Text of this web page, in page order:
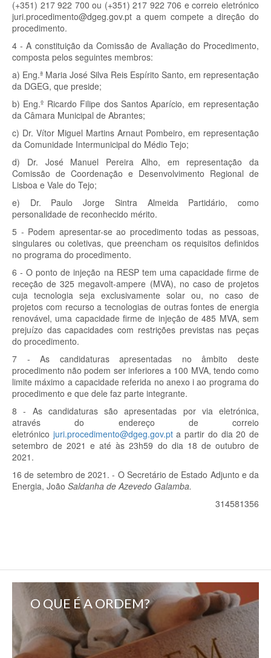
(+351) 217 922 700 ou (+351) 217 922 706 e correio eletrónico
juri.procedimento@dgeg.gov.pt a quem compete a direção do
procedimento.
4 - A constituição da Comissão de Avaliação do Procedimento,
composta pelos seguintes membros:
a) Eng.ª Maria José Silva Reis Espírito Santo, em representação
da DGEG, que preside;
b) Eng.º Ricardo Filipe dos Santos Aparício, em representação
da Câmara Municipal de Abrantes;
c) Dr. Vítor Miguel Martins Arnaut Pombeiro, em representação
da Comunidade Intermunicipal do Médio Tejo;
d) Dr. José Manuel Pereira Alho, em representação da
Comissão de Coordenação e Desenvolvimento Regional de
Lisboa e Vale do Tejo;
e) Dr. Paulo Jorge Sintra Almeida Partidário, como
personalidade de reconhecido mérito.
5 - Podem apresentar-se ao procedimento todas as pessoas,
singulares ou coletivas, que preencham os requisitos definidos
no programa do procedimento.
6 - O ponto de injeção na RESP tem uma capacidade firme de
receção de 325 megavolt-ampere (MVA), no caso de projetos
cuja tecnologia seja exclusivamente solar ou, no caso de
projetos com recurso a tecnologias de outras fontes de energia
renovável, uma capacidade firme de injeção de 485 MVA, sem
prejuízo das capacidades com restrições previstas nas peças
do procedimento.
7 - As candidaturas apresentadas no âmbito deste
procedimento não podem ser inferiores a 100 MVA, tendo como
limite máximo a capacidade referida no anexo i ao programa do
procedimento e que dele faz parte integrante.
8 - As candidaturas são apresentadas por via eletrónica,
através do endereço de correio
eletrónico juri.procedimento@dgeg.gov.pta partir do dia 20 de
setembro de 2021 e até às 23h59 do dia 18 de outubro de
2021.
16 de setembro de 2021. - O Secretário de Estado Adjunto e da
Energia, João Saldanha de Azevedo Galamba.
314581356
O QUE É A ORDEM?